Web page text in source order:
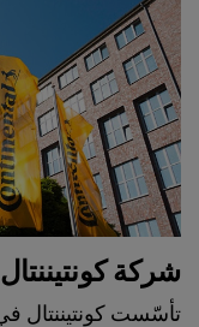
شركة كونتيننتال